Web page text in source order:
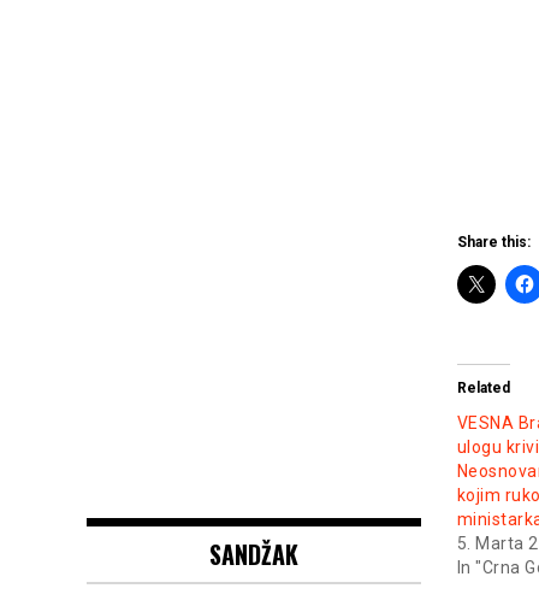
Share this:
Related
VESNA
ulogu
kojim
5. Marta
In "Crna
SANDŽAK